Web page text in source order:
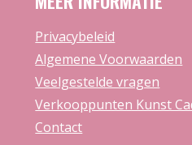
Privacybeleid
Algemene Voorwaarden
Veelgestelde vragen
Verkooppunten Kunst
Contact